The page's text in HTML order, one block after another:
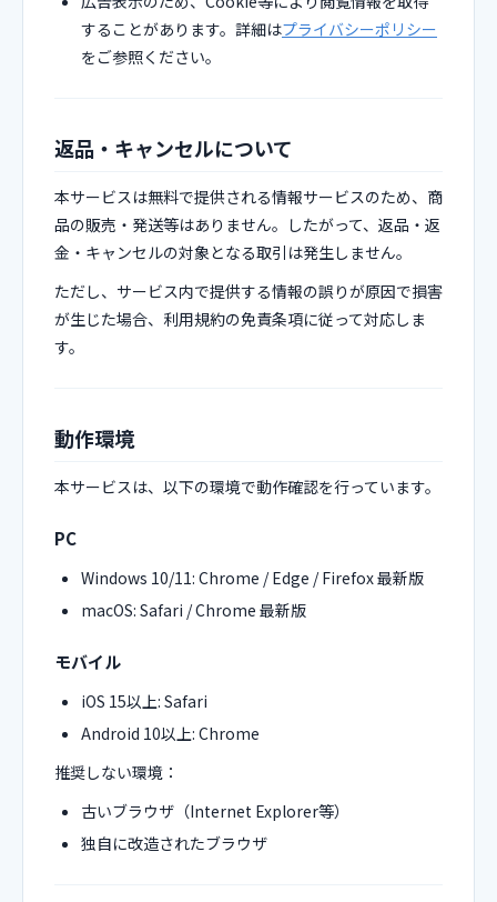
することがあります。詳細はプライバシーポリシー
をご参照ください。
返品・キャンセルについて
本サービスは無料で提供される情報サービスのため、商
品の販売・発送等はありません。したがって、返品・返
金・キャンセルの対象となる取引は発生しません。
ただし、サービス内で提供する情報の誤りが原因で損害
が生じた場合、利用規約の免責条項に従って対応しま
す。
動作環境
本サービスは、以下の環境で動作確認を行っています。
PC
Windows 10/11: Chrome / Edge / Firefox 最新版
macOS: Safari / Chrome 最新版
モバイル
iOS 15以上: Safari
Android 10以上: Chrome
推奨しない環境：
古いブラウザ（Internet Explorer等）
独自に改造されたブラウザ